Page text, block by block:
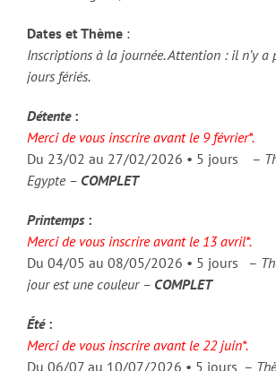
Dates et Thème :
Inscriptions à la journée. Attention : il n’y a
jours fériés.
Détente:
Merci de vous inscrire avant le 9 février*.
Du 23/02 au 27/02/2026 • 5 jours –
Egypte – COMPLET
Printemps:
Merci de vous inscrire avant le 13 avril*.
Du 04/05 au 08/05/2026 • 5 jours –
jour est une couleur – COMPLET
Été:
Merci de vous inscrire avant le 22 juin*.
Du 06/07 au 10/07/2026 • 5 jours –